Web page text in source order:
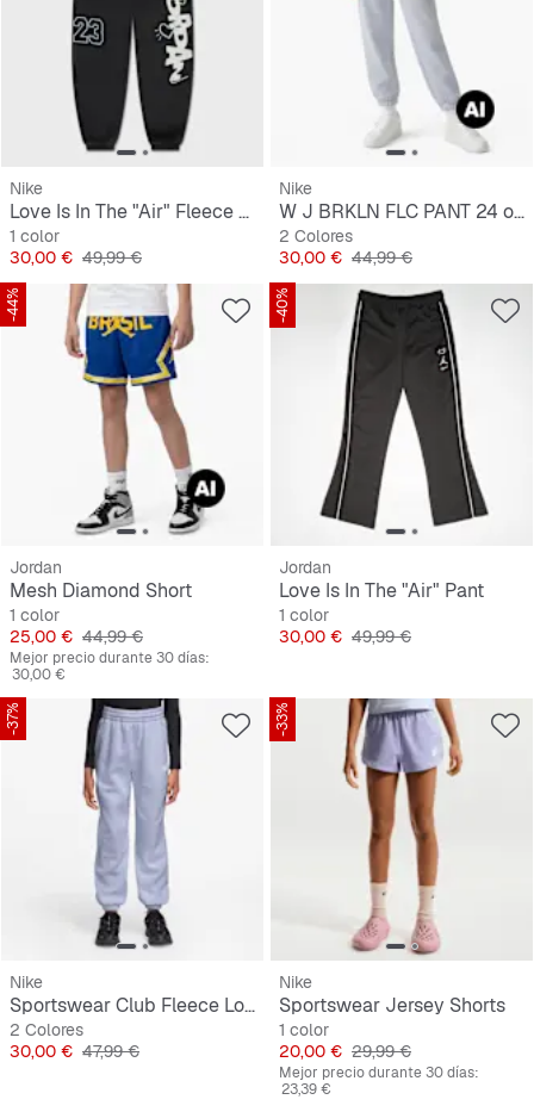
Nike
Love Is In The "Air" Fleece Pant
1 color
Precio
30,00 € Precio original
49,99 €
Nike
W J BRKLN FLC PANT 24 orchid/black
2 Colores
Precio
30,00 € Precio original
44,99 €
-44%
Jordan
Mesh Diamond Short
1 color
Precio
25,00 € Precio original
44,99 €
Mejor precio durante 30 días:
30,00 €
-40%
Jordan
Love Is In The "Air" Pant
1 color
Precio
30,00 € Precio original
49,99 €
-37%
Nike
Sportswear Club Fleece Loose Graphic Pant
2 Colores
Precio
30,00 € Precio original
47,99 €
-33%
Nike
Sportswear Jersey Shorts
1 color
Precio
20,00 € Precio original
29,99 €
Mejor precio durante 30 días:
23,39 €